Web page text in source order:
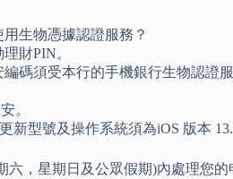
生物憑據認證服務？
財PIN。
碼須受本行的手機銀行生物認證
。
新型號及操作系統須為iOS 版本
，星期日及公眾假期)內處理您